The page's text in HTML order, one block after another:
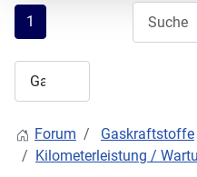
1
Forum
Gaskraftstoffe
Kilometerleistung /